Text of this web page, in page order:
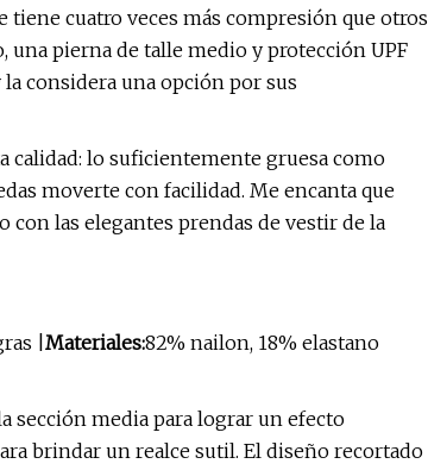
tiene cuatro veces más compresión que otros
pierna de talle medio y protección UPF
considera una opción por sus
calidad: lo suficientemente gruesa como
moverte con facilidad. Me encanta que
con las elegantes prendas de vestir de la
| Materiales:82% nailon, 18% elastano
sección media para lograr un efecto
brindar un realce sutil. El diseño recortado